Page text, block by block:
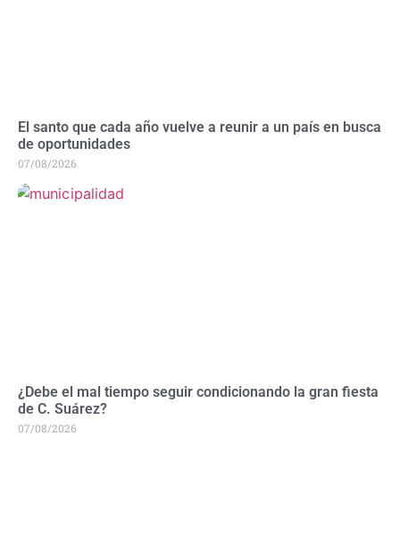
El santo que cada año vuelve a reunir a un país en busca
de oportunidades
07/08/2026
¿Debe el mal tiempo seguir condicionando la gran fiesta
de C. Suárez?
07/08/2026